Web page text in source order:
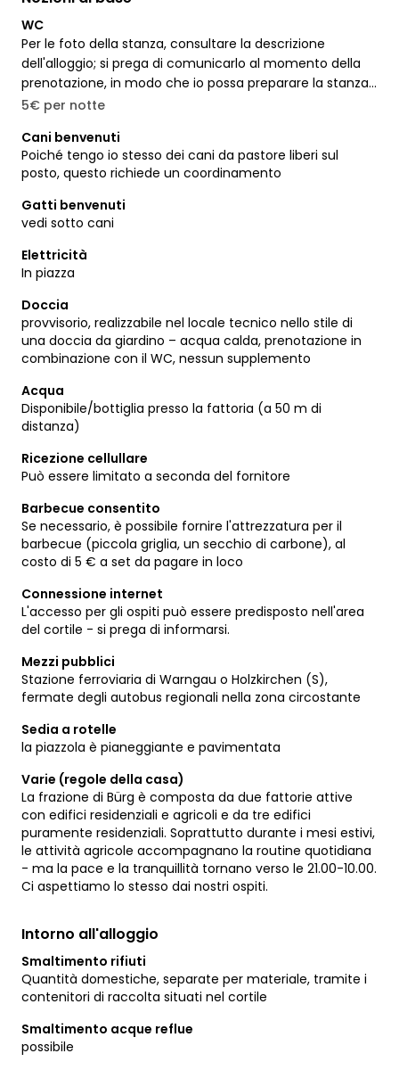
WC
Per le foto della stanza, consultare la descrizione
dell'alloggio; si prega di comunicarlo al momento della
prenotazione, in modo che io possa preparare la stanza
per tempo; il prezzo include la doccia
5€ per notte
Cani benvenuti
Poiché tengo io stesso dei cani da pastore liberi sul
posto, questo richiede un coordinamento
Gatti benvenuti
vedi sotto cani
Elettricità
In piazza
Doccia
provvisorio, realizzabile nel locale tecnico nello stile di
una doccia da giardino – acqua calda, prenotazione in
combinazione con il WC, nessun supplemento
Acqua
Disponibile/bottiglia presso la fattoria (a 50 m di
distanza)
Ricezione cellullare
Può essere limitato a seconda del fornitore
Barbecue consentito
Se necessario, è possibile fornire l'attrezzatura per il
barbecue (piccola griglia, un secchio di carbone), al
costo di 5 € a set da pagare in loco
Connessione internet
L'accesso per gli ospiti può essere predisposto nell'area
del cortile - si prega di informarsi.
Mezzi pubblici
Stazione ferroviaria di Warngau o Holzkirchen (S),
fermate degli autobus regionali nella zona circostante
Sedia a rotelle
la piazzola è pianeggiante e pavimentata
Varie (regole della casa)
La frazione di Bürg è composta da due fattorie attive
con edifici residenziali e agricoli e da tre edifici
puramente residenziali. Soprattutto durante i mesi estivi,
le attività agricole accompagnano la routine quotidiana
- ma la pace e la tranquillità tornano verso le 21.00-10.00.
Ci aspettiamo lo stesso dai nostri ospiti.
Intorno all'alloggio
Smaltimento rifiuti
Quantità domestiche, separate per materiale, tramite i
contenitori di raccolta situati nel cortile
Smaltimento acque reflue
possibile